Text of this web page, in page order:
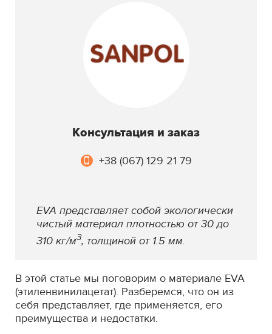
Консультация и заказ
+38 (067) 129 21 79
EVA представляет собой экологически
чистый материал плотностью от 30 до
310 кг/м3, толщиной от 1.5 мм.
В этой статье мы поговорим о материале EVA
(этиленвинилацетат). Разберемся, что он из
себя представляет, где применяется, его
преимущества и недостатки.